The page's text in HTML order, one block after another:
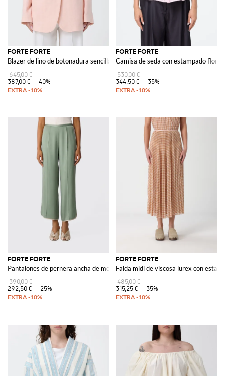
FORTE FORTE
Blazer de lino de botonadura sencilla
645,00 €
387,00 €
-40%
FORTE FORTE
Camisa de seda con estampado floral
530,00 €
344,50 €
-35%
FORTE FORTE
Pantalones de pernera ancha de mezcla de viscosa
390,00 €
292,50 €
-25%
FORTE FORTE
Falda midi de viscosa lurex con
485,00 €
315,25 €
-35%